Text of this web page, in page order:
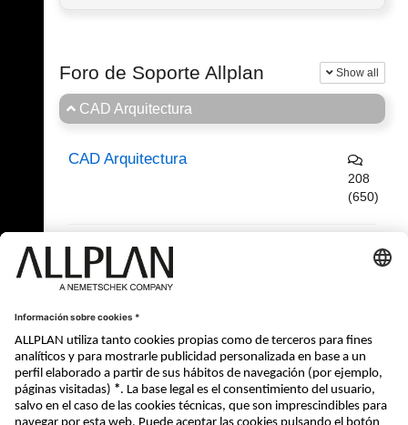
Foro de Soporte Allplan Show all
CAD Arquitectura
CAD Arquitectura
208
(650)
(0/59)
CAD Ingeniería
Regístrese ahora y participe en los debates!